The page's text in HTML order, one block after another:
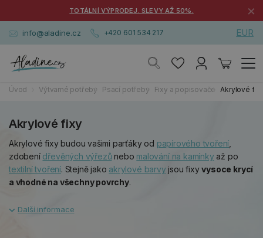
TOTÁLNÍ VÝPRODEJ. SLEVY AŽ 50%. ×
info@aladine.cz +420 601 534 217 EUR
Úvod Výtvarné potřeby Psací potřeby Fixy a popisovače Akrylové
Akrylové fixy
Akrylové fixy budou vašimi parťáky od papírového tvoření
zdobení dřevěných výřezů nebo malování na kamínky až po
textilní tvoření. Stejně jako akrylové barvy jsou fixyvysoce krycí
a vhodné na všechny povrchy.